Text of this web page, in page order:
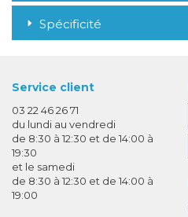
Spécificité
Service client
03 22 46 26 71
du lundi au vendredi
de 8:30 à 12:30 et de 14:00 à
19:30
et le samedi
de 8:30 à 12:30 et de 14:00 à
19:00